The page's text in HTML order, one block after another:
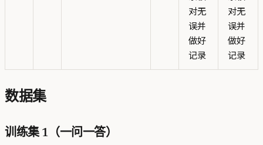
对无
误并
做好
记录
对无
误并
做好
记录
数据集
训练集 1（一问一答）